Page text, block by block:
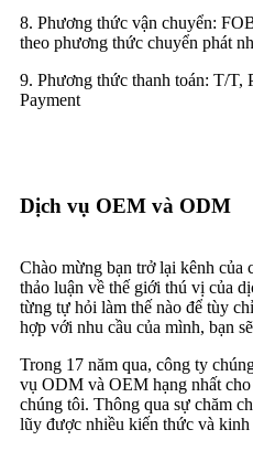
8. Phương thức vận chuyển:
theo phương thức chuyển phát
9. Phương thức thanh toán: T/T,
Payment
Dịch vụ OEM và ODM
Chào mừng bạn trở lại kênh của
thảo luận về thế giới thú vị của
từng tự hỏi làm thế nào để tùy
hợp với nhu cầu của mình, bạn
Trong 17 năm qua, công ty
vụ ODM và OEM hạng nhất
chúng tôi. Thông qua sự chăm
lũy được nhiều kiến ​​thức và